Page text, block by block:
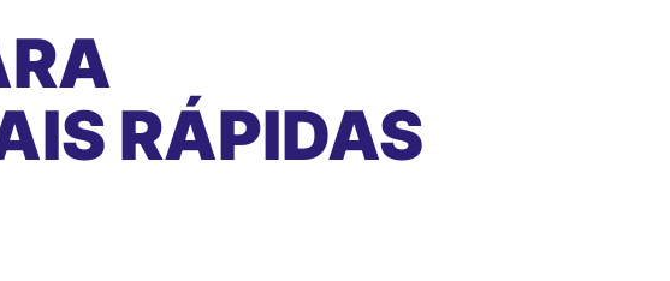
RÁPIDAS